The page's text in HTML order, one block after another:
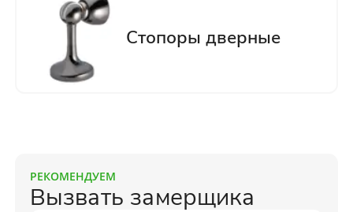
РЕКОМЕНДУЕМ
Вызвать замерщика